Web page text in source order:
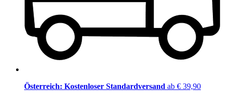
Österreich: Kostenloser Standardversand ab € 39,90